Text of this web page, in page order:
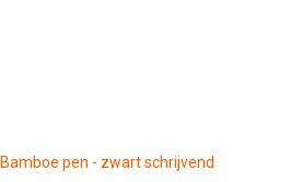
Bamboe pen - zwart schrijvend